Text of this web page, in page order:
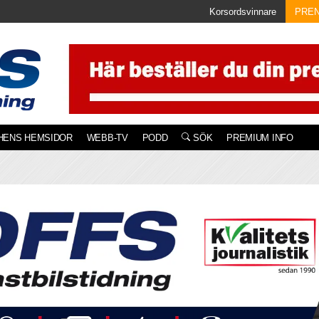
Korsordsvinnare
HEMSIDOR WEBB-TV PODD SÖK PREMIUM INFO